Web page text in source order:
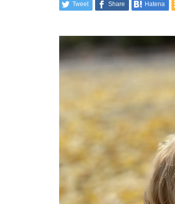
Tweet Share Hatena